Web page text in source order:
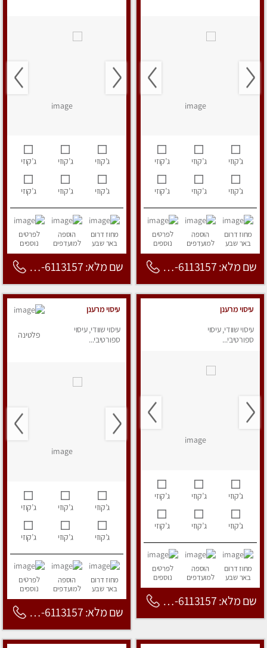
ג’קוזי ג’קוזי ג’קוזי
ג’קוזי ג’קוזי ג’קוזי
מחוז דרום
באר שבע
הוספה
למועדפים
לפרטים
נוספים
שם מלא: 053-6113157
ג’קוזי ג’קוזי ג’קוזי
ג’קוזי ג’קוזי ג’קוזי
מחוז דרום
באר שבע
הוספה
למועדפים
לפרטים
נוספים
שם מלא: 053-6113157
עיסוי מרענן
עיסוי שוודי, עיסוי
ספורטיבי...
ג’קוזי ג’קוזי ג’קוזי
ג’קוזי ג’קוזי ג’קוזי
מחוז דרום
באר שבע
הוספה
למועדפים
לפרטים
נוספים
שם מלא: 053-6113157
עיסוי מרענן
עיסוי שוודי, עיסוי
ספורטיבי...
פלטינה
ג’קוזי ג’קוזי ג’קוזי
ג’קוזי ג’קוזי ג’קוזי
מחוז דרום
באר שבע
הוספה
למועדפים
לפרטים
נוספים
שם מלא: 053-6113157